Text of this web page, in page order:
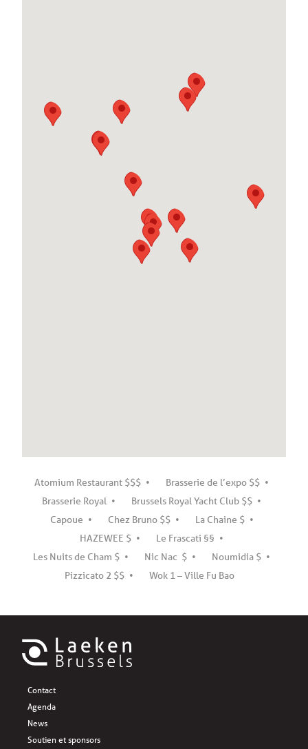
Atomium Restaurant $$$
Brasserie de l’expo $$
Brasserie Royal
Brussels Royal Yacht Club $$
Capoue
Chez Bruno $$
La Chaine $
HAZEWEE $
Le Frascati §§
Les Nuits de Cham $
Nic Nac $
Noumidia $
Pizzicato 2 $$
Wok 1 – Ville Fu Bao
Contact
Agenda
News
Soutien et sponsors